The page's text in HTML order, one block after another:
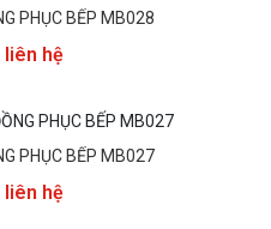
PHỤC BẾP MB028
liên hệ
PHỤC BẾP MB027
liên hệ